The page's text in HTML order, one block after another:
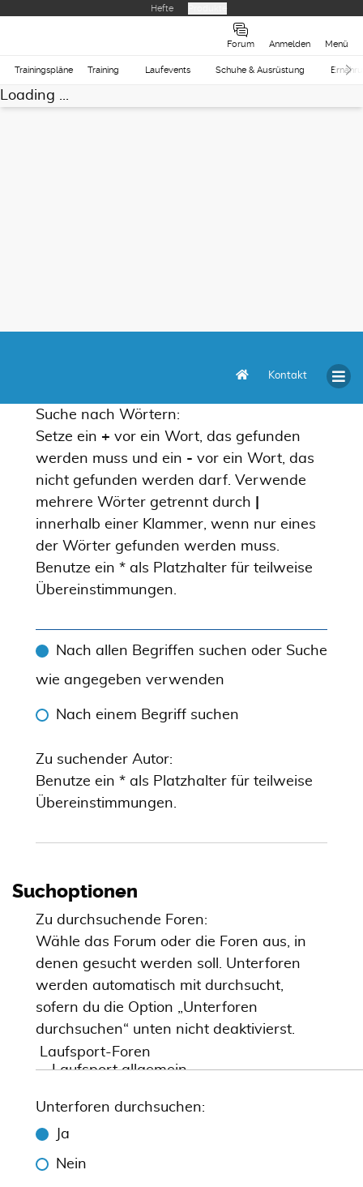
Hefte
Forum Anmelden Menü
Trainingspläne Training Laufevents Schuhe & Ausrüstung
Loading ...
Kontakt
Suche nach Wörtern:
Setze ein + vor ein Wort, das gefunden
werden muss und ein - vor ein Wort, das
nicht gefunden werden darf. Verwende
mehrere Wörter getrennt durch
innerhalb einer Klammer, wenn nur eines
der Wörter gefunden werden muss.
Benutze ein * als Platzhalter für teilweise
Übereinstimmungen.
Nach allen Begriffen suchen oder Suche
wie angegeben verwenden
Nach einem Begriff suchen
Zu suchender Autor:
Benutze ein * als Platzhalter für teilweise
Übereinstimmungen.
Suchoptionen
Zu durchsuchende Foren:
Wähle das Forum oder die Foren aus, in
denen gesucht werden soll. Unterforen
werden automatisch mit durchsucht,
sofern du die Option „Unterforen
durchsuchen“ unten nicht deaktivierst.
Unterforen durchsuchen:
Ja
Nein